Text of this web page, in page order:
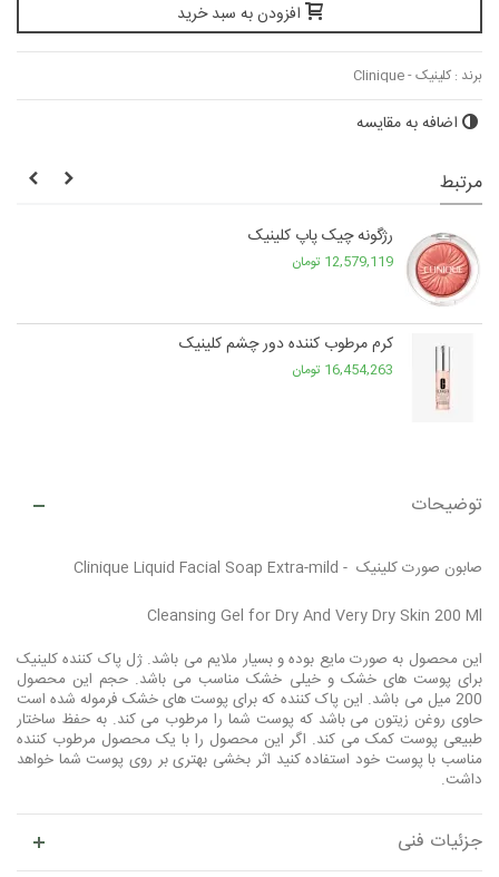
افزودن به سبد خرید
برند : کلینیک - Clinique
اضافه به مقایسه
مرتبط
رژگونه چیک پاپ کلینیک
12,579,119 تومان
کرم مرطوب کننده دور چشم کلینیک
16,454,263 تومان
توضیحات
صابون صورت کلینیک Clinique Liquid Facial Soap Extra-mild -
Cleansing Gel for Dry And Very Dry Skin 200 Ml
این محصول به صورت مایع بوده و بسیار ملایم می باشد. ژل پاک کننده کلینیک
برای پوست های خشک و خیلی خشک مناسب می باشد. حجم این محصول
200 میل می باشد. این پاک کننده که برای پوست های خشک فرموله شده است
حاوی روغن زیتون می باشد که پوست شما را مرطوب می کند. به حفظ ساختار
طبیعی پوست کمک می کند. اگر این محصول را با یک محصول مرطوب کننده
مناسب با پوست خود استفاده کنید اثر بخشی بهتری بر روی پوست شما خواهد
داشت.
جزئیات فنی